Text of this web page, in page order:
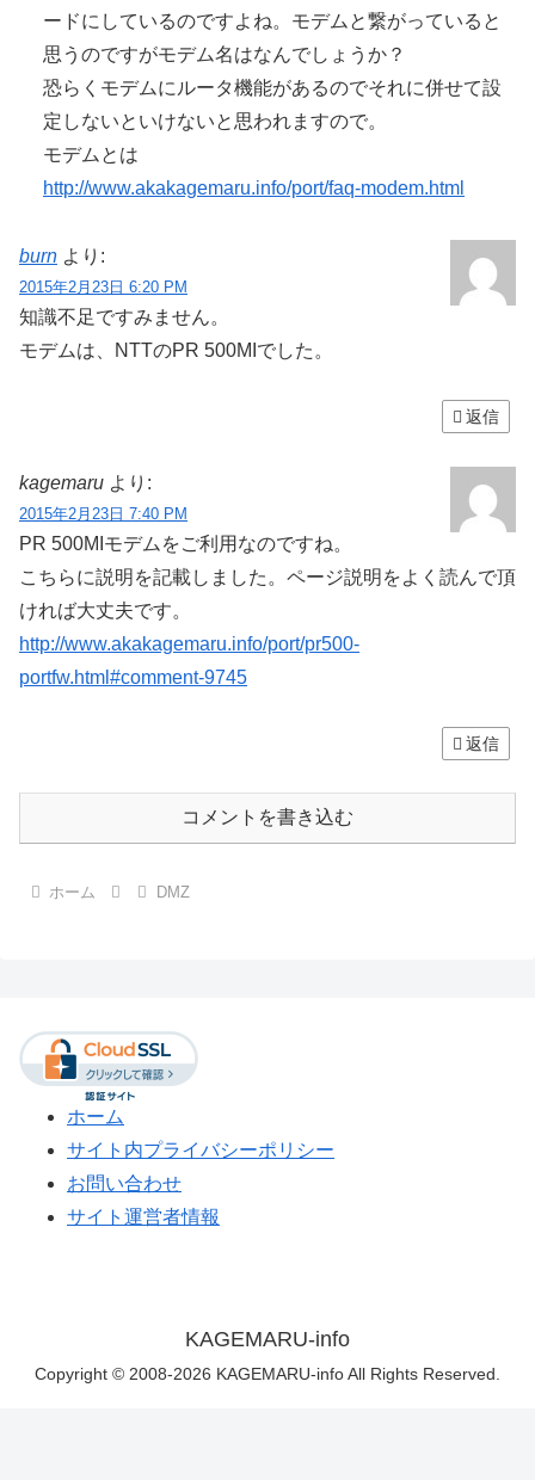
ードにしているのですよね。モデムと繋がっていると
思うのですがモデム名はなんでしょうか？
恐らくモデムにルータ機能があるのでそれに併せて設
定しないといけないと思われますので。
モデムとは
http://www.akakagemaru.info/port/faq-modem.html
burn より:
2015年2月23日 6:20 PM
知識不足ですみません。
モデムは、NTTのPR 500MIでした。
返信
kagemaru より:
2015年2月23日 7:40 PM
PR 500MIモデムをご利用なのですね。
こちらに説明を記載しました。ページ説明をよく読んで頂
ければ大丈夫です。
http://www.akakagemaru.info/port/pr500-
portfw.html#comment-9745
返信
コメントを書き込む
ホーム DMZ
ホーム
サイト内プライバシーポリシー
お問い合わせ
サイト運営者情報
KAGEMARU-info
Copyright © 2008-2026 KAGEMARU-info All Rights Reserved.